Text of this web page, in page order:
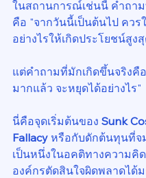
ในสถานการณ์เช่นนี้ คำถา
คือ "จากวันนี้เป็นต้นไป ควร
อย่างไรให้เกิดประโยชน์สูง
แต่คำถามที่มักเกิดขึ้นจริงคื
มากแล้ว จะหยุดได้อย่างไร"
นี่คือจุดเริ่มต้นของ Sunk
Fallacy หรือกับดักต้นทุนที่จ
เป็นหนึ่งในอคติทางความคิ
องค์กรตัดสินใจผิดพลาดได้